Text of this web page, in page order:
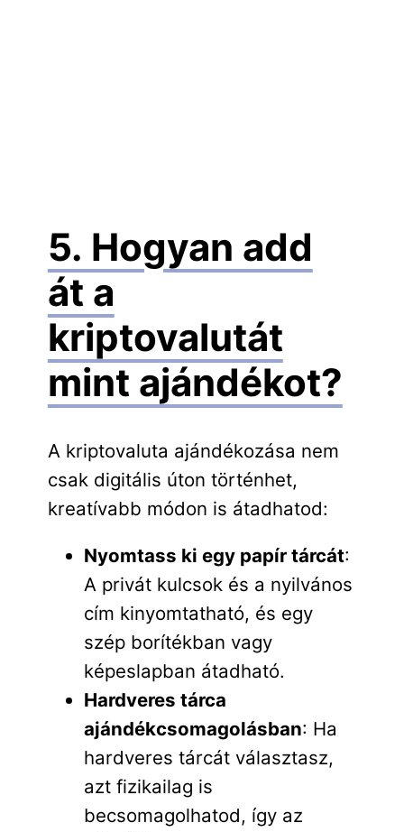
5. Hogyan add
át a
kriptovalutát
mint ajándékot?
A kriptovaluta ajándékozása nem
csak digitális úton történhet,
kreatívabb módon is átadhatod:
Nyomtass ki egy papír tárcát:
A privát kulcsok és a nyilvános
cím kinyomtatható, és egy
szép borítékban vagy
képeslapban átadható.
Hardveres tárca
ajándékcsomagolásban: Ha
hardveres tárcát választasz,
azt fizikailag is
becsomagolhatod, így az